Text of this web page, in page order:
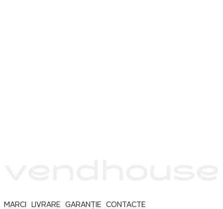
MARCI LIVRARE GARANȚIE CONTACTE